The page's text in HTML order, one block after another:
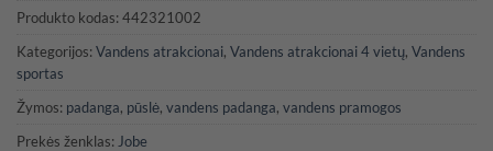
Produkto kodas: 442321002
Kategorijos: Vandens atrakcionai, Vandens atrakcionai 4 vietų, Vandens
sportas
Žymos: padanga, pūslė, vandens padanga, vandens pramogos
Prekės ženklas: Jobe